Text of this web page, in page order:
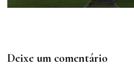
Deixe um comentário